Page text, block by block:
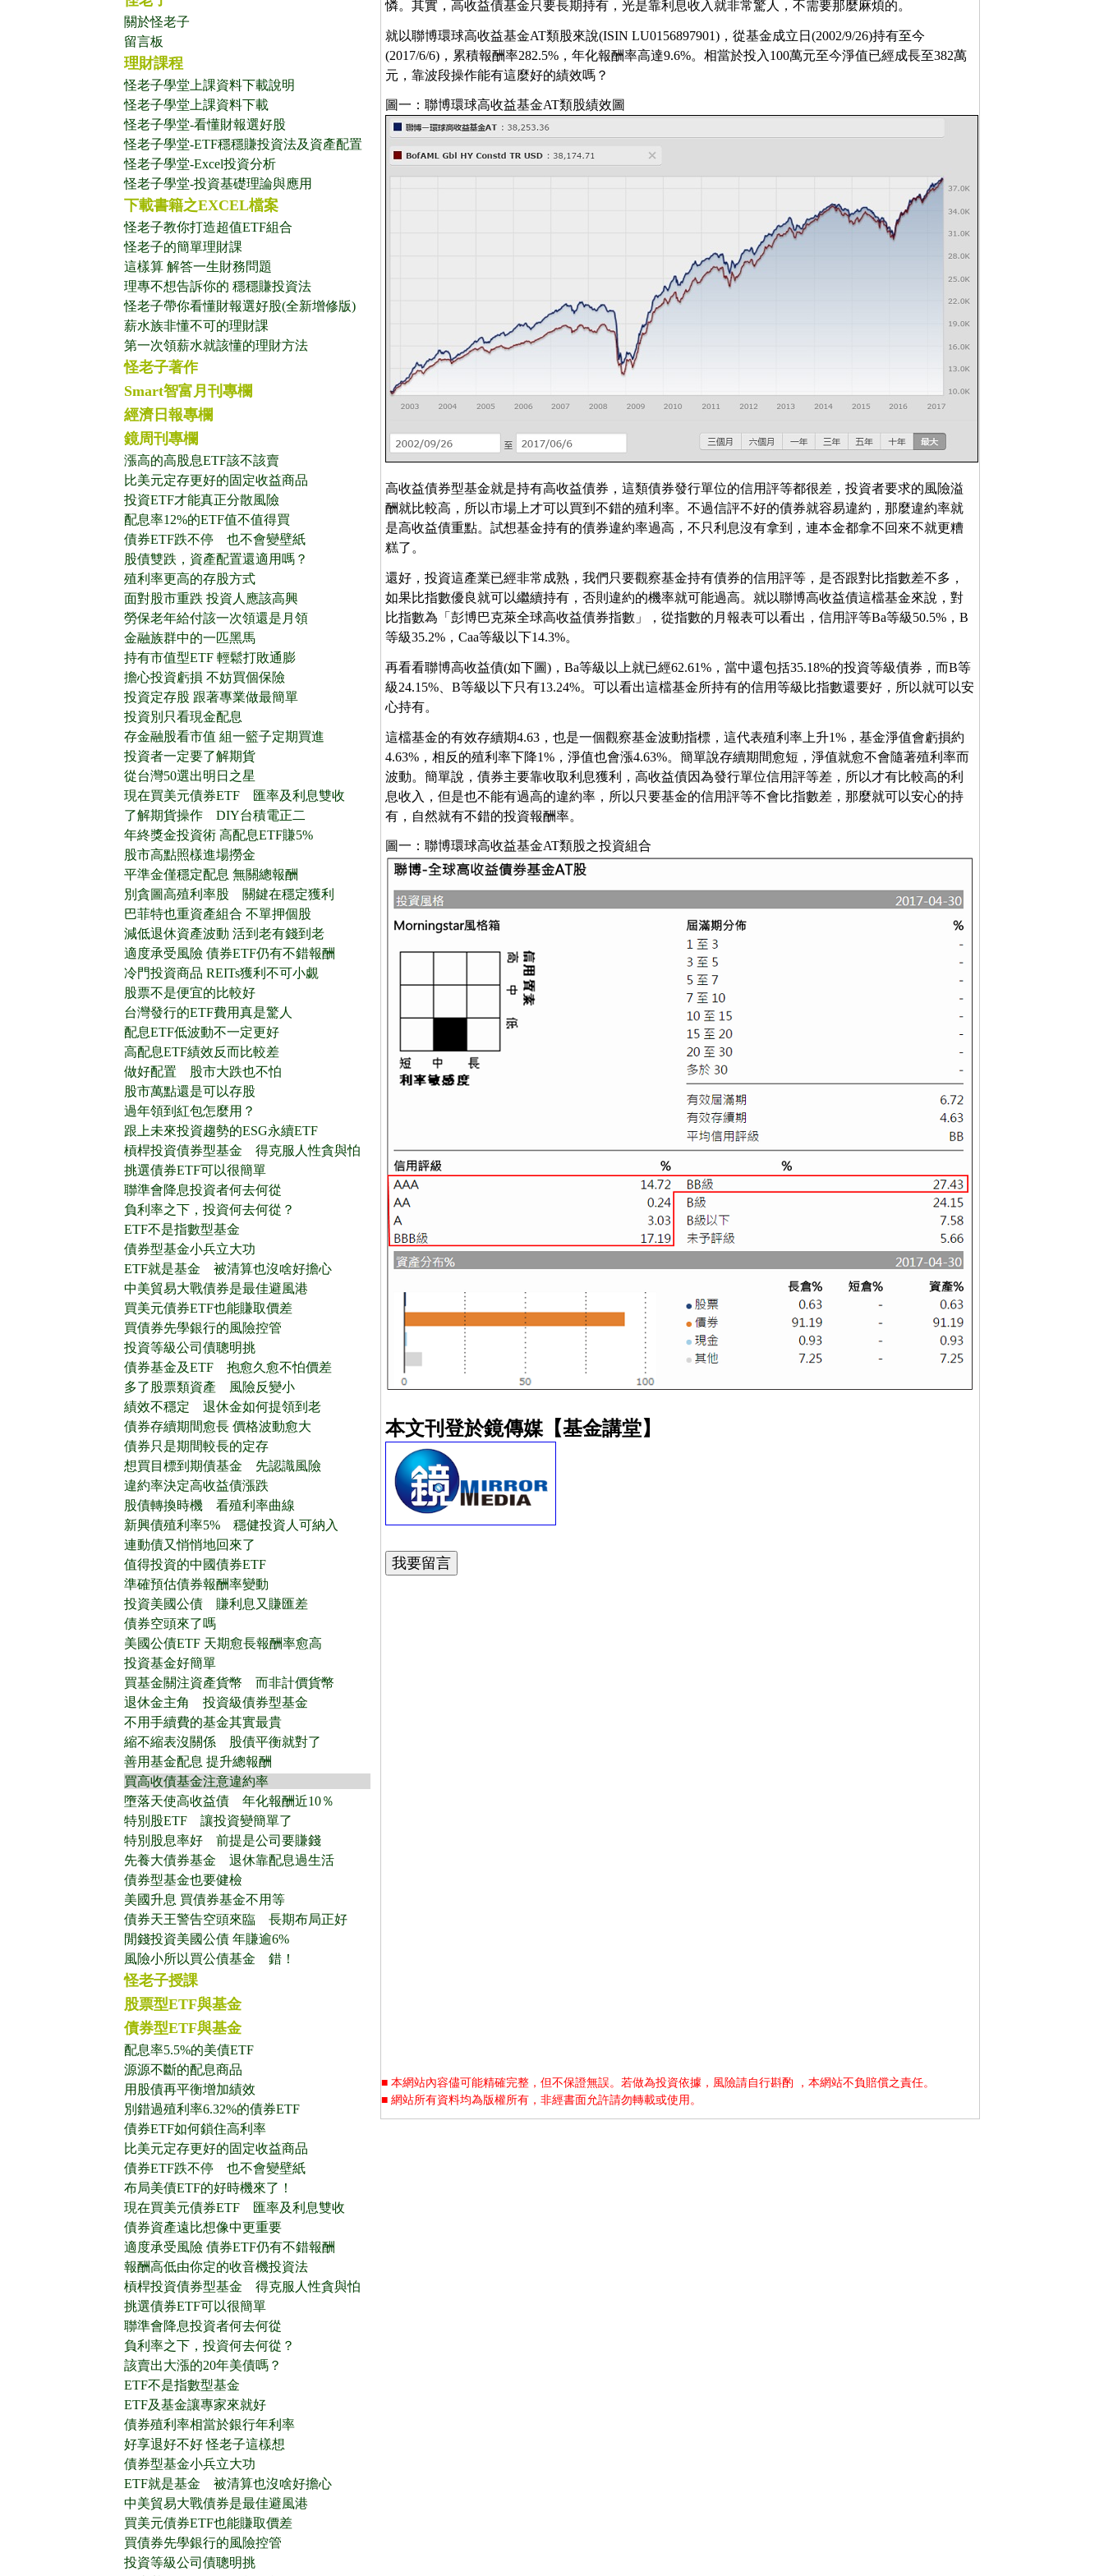
關於怪老子
留言板
理財課程
怪老子學堂上課資料下載說明
怪老子學堂上課資料下載
怪老子學堂-看懂財報選好股
怪老子學堂-ETF穩穩賺投資法及資產配置
怪老子學堂-Excel投資分析
怪老子學堂-投資基礎理論與應用
下載書籍之EXCEL檔案
怪老子教你打造超值ETF組合
怪老子的簡單理財課
這樣算 解答一生財務問題
理專不想告訴你的 穩穩賺投資法
怪老子帶你看懂財報選好股(全新增修版)
薪水族非懂不可的理財課
第一次領薪水就該懂的理財方法
怪老子著作
Smart智富月刊專欄
經濟日報專欄
鏡周刊專欄
漲高的高股息ETF該不該賣
比美元定存更好的固定收益商品
投資ETF才能真正分散風險
配息率12%的ETF值不值得買
債券ETF跌不停 也不會變壁紙
股債雙跌，資產配置還適用嗎？
殖利率更高的存股方式
面對股市重跌 投資人應該高興
勞保老年給付該一次領還是月領
金融族群中的一匹黑馬
持有市值型ETF 輕鬆打敗通膨
擔心投資虧損 不妨買個保險
投資定存股 跟著專業做最簡單
投資別只看現金配息
存金融股看市值 組一籃子定期買進
投資者一定要了解期貨
從台灣50選出明日之星
現在買美元債券ETF 匯率及利息雙收
了解期貨操作 DIY台積電正二
年終獎金投資術 高配息ETF賺5%
股市高點照樣進場撈金
平準金僅穩定配息 無關總報酬
別貪圖高殖利率股 關鍵在穩定獲利
巴菲特也重資產組合 不單押個股
減低退休資產波動 活到老有錢到老
適度承受風險 債券ETF仍有不錯報酬
冷門投資商品 REITs獲利不可小覷
股票不是便宜的比較好
台灣發行的ETF費用真是驚人
配息ETF低波動不一定更好
高配息ETF績效反而比較差
做好配置 股市大跌也不怕
股市萬點還是可以存股
過年領到紅包怎麼用？
跟上未來投資趨勢的ESG永續ETF
槓桿投資債券型基金 得克服人性貪與怕
挑選債券ETF可以很簡單
聯準會降息投資者何去何從
負利率之下，投資何去何從？
ETF不是指數型基金
債券型基金小兵立大功
ETF就是基金 被清算也沒啥好擔心
中美貿易大戰債券是最佳避風港
買美元債券ETF也能賺取價差
買債券先學銀行的風險控管
投資等級公司債聰明挑
債券基金及ETF 抱愈久愈不怕價差
多了股票類資產 風險反變小
績效不穩定 退休金如何提領到老
債券存續期間愈長 價格波動愈大
債券只是期間較長的定存
想買目標到期債基金 先認識風險
違約率決定高收益債漲跌
股債轉換時機 看殖利率曲線
新興債殖利率5% 穩健投資人可納入
連動債又悄悄地回來了
值得投資的中國債券ETF
準確預估債券報酬率變動
投資美國公債 賺利息又賺匯差
債券空頭來了嗎
美國公債ETF 天期愈長報酬率愈高
投資基金好簡單
買基金關注資產貨幣 而非計價貨幣
退休金主角 投資級債券型基金
不用手續費的基金其實最貴
縮不縮表沒關係 股債平衡就對了
善用基金配息 提升總報酬
買高收債基金注意違約率
墮落天使高收益債 年化報酬近10％
特別股ETF 讓投資變簡單了
特別股息率好 前提是公司要賺錢
先養大債券基金 退休靠配息過生活
債券型基金也要健檢
美國升息 買債券基金不用等
債券天王警告空頭來臨 長期布局正好
閒錢投資美國公債 年賺逾6%
風險小所以買公債基金 錯！
怪老子授課
股票型ETF與基金
債券型ETF與基金
配息率5.5%的美債ETF
源源不斷的配息商品
用股債再平衡增加績效
別錯過殖利率6.32%的債券ETF
債券ETF如何鎖住高利率
比美元定存更好的固定收益商品
債券ETF跌不停 也不會變壁紙
布局美債ETF的好時機來了！
現在買美元債券ETF 匯率及利息雙收
債券資產遠比想像中更重要
適度承受風險 債券ETF仍有不錯報酬
報酬高低由你定的收音機投資法
槓桿投資債券型基金 得克服人性貪與怕
挑選債券ETF可以很簡單
聯準會降息投資者何去何從
負利率之下，投資何去何從？
該賣出大漲的20年美債嗎？
ETF不是指數型基金
ETF及基金讓專家來就好
債券殖利率相當於銀行年利率
好享退好不好 怪老子這樣想
債券型基金小兵立大功
ETF就是基金 被清算也沒啥好擔心
中美貿易大戰債券是最佳避風港
買美元債券ETF也能賺取價差
買債券先學銀行的風險控管
投資等級公司債聰明挑
憐。其實，高收益債基金只要長期持有，光是靠利息收入就非常驚人，不需要那麼麻煩的。
就以聯博環球高收益基金AT類股來說(ISIN LU0156897901)，從基金成立日(2002/9/26)持有至今
(2017/6/6)，累積報酬率282.5%，年化報酬率高達9.6%。相當於投入100萬元至今淨值已經成長至382萬
元，靠波段操作能有這麼好的績效嗎？
圖一：聯博環球高收益基金AT類股績效圖
高收益債券型基金就是持有高收益債券，這類債券發行單位的信用評等都很差，投資者要求的風險溢
酬就比較高，所以市場上才可以買到不錯的殖利率。不過信評不好的債券就容易違約，那麼違約率就
是高收益債重點。試想基金持有的債券違約率過高，不只利息沒有拿到，連本金都拿不回來不就更糟
糕了。
還好，投資這產業已經非常成熟，我們只要觀察基金持有債券的信用評等，是否跟對比指數差不多，
如果比指數優良就可以繼續持有，否則違約的機率就可能過高。就以聯博高收益債這檔基金來說，對
比指數為「彭博巴克萊全球高收益債券指數」，從指數的月報表可以看出，信用評等Ba等級50.5%，B
等級35.2%，Caa等級以下14.3%。
再看看聯博高收益債(如下圖)，Ba等級以上就已經62.61%，當中還包括35.18%的投資等級債券，而B等
級24.15%、B等級以下只有13.24%。可以看出這檔基金所持有的信用等級比指數還要好，所以就可以安
心持有。
這檔基金的有效存續期4.63，也是一個觀察基金波動指標，這代表殖利率上升1%，基金淨值會虧損約
4.63%，相反的殖利率下降1%，淨值也會漲4.63%。簡單說存續期間愈短，淨值就愈不會隨著殖利率而
波動。簡單說，債券主要靠收取利息獲利，高收益債因為發行單位信用評等差，所以才有比較高的利
息收入，但是也不能有過高的違約率，所以只要基金的信用評等不會比指數差，那麼就可以安心的持
有，自然就有不錯的投資報酬率。
圖一：聯博環球高收益基金AT類股之投資組合
本文刊登於鏡傳媒【基金講堂】
■ 本網站內容儘可能精確完整，但不保證無誤。若做為投資依據，風險請自行斟酌 ，本網站不負賠償之責任。
■ 網站所有資料均為版權所有，非經書面允許請勿轉載或使用。